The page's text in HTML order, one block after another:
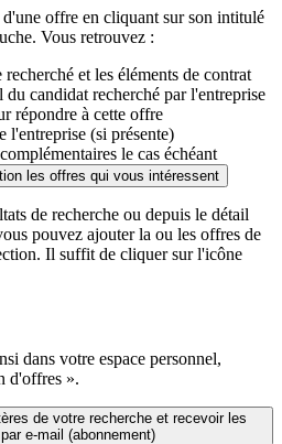
d'une offre en cliquant sur son intitulé
Vous retrouvez :
et les éléments de contrat
candidat recherché par l'entreprise
répondre à cette offre
l'entreprise (si présente)
le cas échéant
les offres qui vous intéressent
de recherche ou depuis le détail
pouvez ajouter la ou les offres de
Il suffit de cliquer sur l'icône
dans votre espace personnel,
d'offres ».
de votre recherche et recevoir les
e-mail (abonnement)